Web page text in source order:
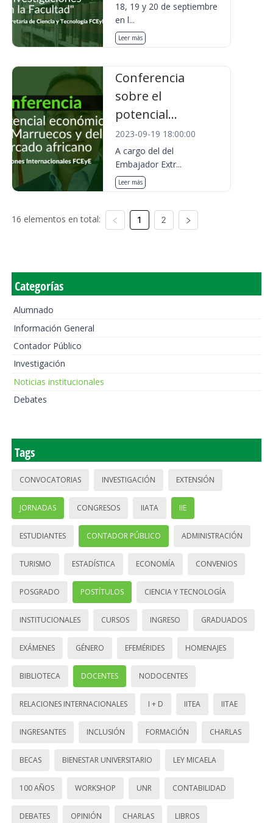
18, 19 y 20 de septiembre
en l...
Leer más
Conferencia
sobre el
potencial...
2023-09-19 18:00:00
A cargo del del
Embajador Extr...
Leer más
16 elementos en total: 1 2
Categorías
Alumnado
Información General
Contador Público
Investigación
Noticias institucionales
Debates
Tags
CONVOCATORIAS INVESTIGACIÓN EXTENSIÓN
JORNADAS CONGRESOS IIATA IIE
ESTUDIANTES CONTADOR PÚBLICO ADMINISTRACIÓN
TURISMO ESTADÍSTICA ECONOMÍA CONVENIOS
POSGRADO POSTÍTULOS CIENCIA Y TECNOLOGÍA
INSTITUCIONALES CURSOS INGRESO GRADUADOS
EXÁMENES GÉNERO EFEMÉRIDES HOMENAJES
BIBLIOTECA DOCENTES NODOCENTES
RELACIONES INTERNACIONALES I + D IITEA IITAE
INGRESANTES INCLUSIÓN FORMACIÓN CHARLAS
BECAS BIENESTAR UNIVERSITARIO LEY MICAELA
100 AÑOS WORKSHOP UNR CONTABILIDAD
DEBATES OPINIÓN CHARLAS LIBROS